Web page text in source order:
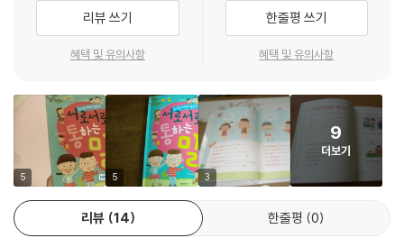
리뷰 쓰기
혜택 및 유의사항
한줄평 쓰기
혜택 및 유의사항
5 5 3
9
더보기
리뷰 14 한줄평 0